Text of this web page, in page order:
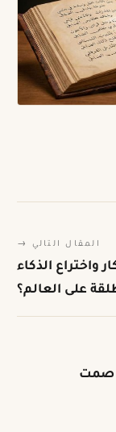
المقال التالي →
واختراع الذكاء
على العالم؟
صمت